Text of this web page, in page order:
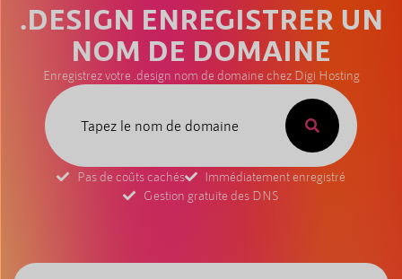
.DESIGN ENREGISTRER UN
NOM DE DOMAINE
Enregistrez votre .design nom de domaine chez Digi Hosting
Pas de coûts cachés
Immédiatement enregistré
Gestion gratuite des DNS